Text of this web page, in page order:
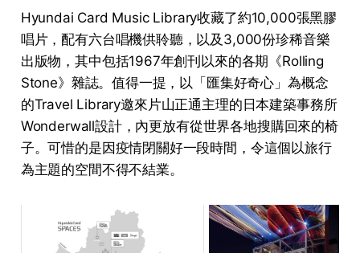
Hyundai Card Music Library收藏了約10,000張黑膠
唱片，配有六台唱機供聆聽，以及3,000份珍稀音樂
出版物，其中包括1967年創刊以來的各期《Rolling
Stone》雜誌。值得一提，以「匯集好奇心」為概念
的Travel Library邀來片山正通主理的日本建築事務所
Wonderwall設計，內更放有從世界各地搜購回來的椅
子。可惜的是因疫情閉關好一段時間，令這個以旅行
為主題的空間不得不結業。